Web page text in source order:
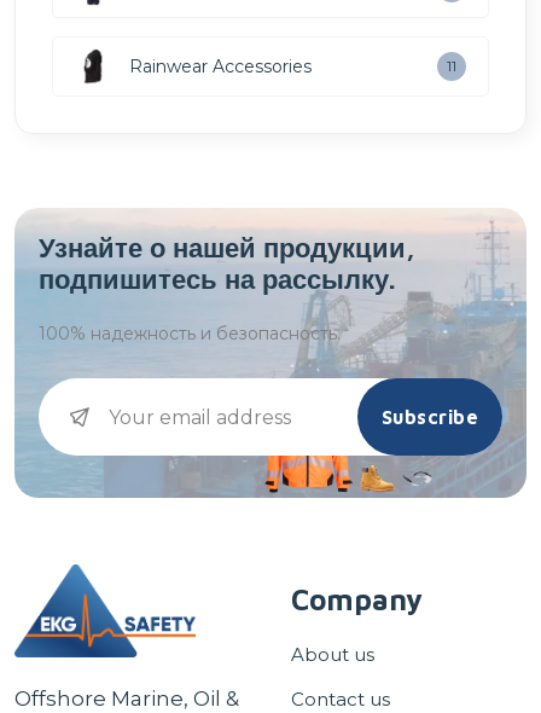
Rainwear Accessories 11
Узнайте о нашей продукции,
подпишитесь на рассылку.
100% надежность и безопасность.
Subscribe
Offshore Marine, Oil &
Company
About us
Contact us